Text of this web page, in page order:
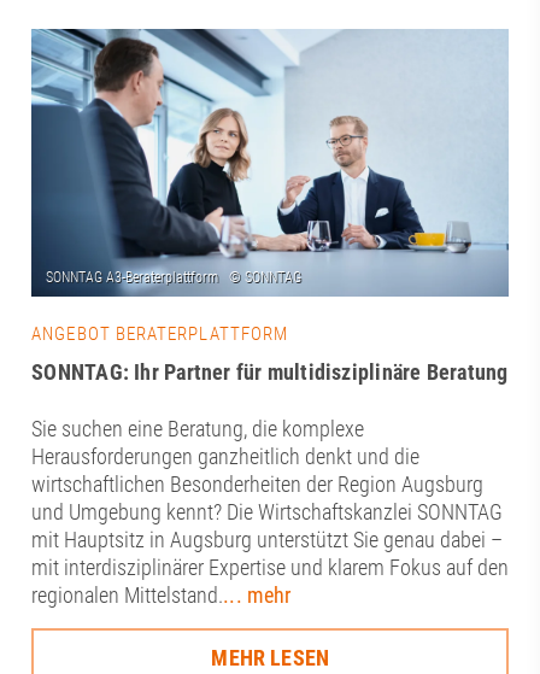
ANGEBOT BERATERPLATTFORM
SONNTAG: Ihr Partner für multidisziplinäre Beratung
Sie suchen eine Beratung, die komplexe
Herausforderungen ganzheitlich denkt und die
wirtschaftlichen Besonderheiten der Region Augsburg
und Umgebung kennt? Die Wirtschaftskanzlei SONNTAG
mit Hauptsitz in Augsburg unterstützt Sie genau dabei –
mit interdisziplinärer Expertise und klarem Fokus auf den
regionalen Mittelstand.... mehr
MEHR LESEN